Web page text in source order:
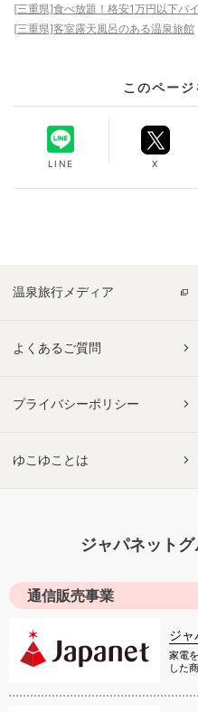
[三重県]食べ放題！格安1万円以下バ
[三重県]客室露天風呂のある温泉旅館
このペー
LINE X
温泉旅行メディア
よくあるご質問
プライバシーポリシー
ゆこゆことは
ジャパネット
通信販売事業
ジャ
家電
した